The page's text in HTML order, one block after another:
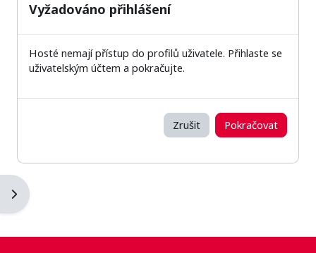
Otevřít panel bloku
Vyžadováno přihlášení
Hosté nemají přístup do profilů uživatele. Přihlaste se
uživatelským účtem a pokračujte.
Zrušit Pokračovat